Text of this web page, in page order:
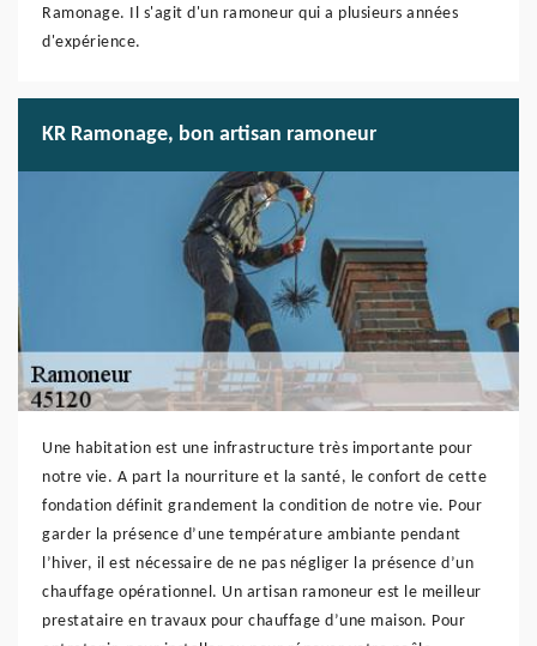
Ramonage. Il s'agit d'un ramoneur qui a plusieurs années
d'expérience.
KR Ramonage, bon artisan ramoneur
Une habitation est une infrastructure très importante pour
notre vie. A part la nourriture et la santé, le confort de cette
fondation définit grandement la condition de notre vie. Pour
garder la présence d’une température ambiante pendant
l’hiver, il est nécessaire de ne pas négliger la présence d’un
chauffage opérationnel. Un artisan ramoneur est le meilleur
prestataire en travaux pour chauffage d’une maison. Pour